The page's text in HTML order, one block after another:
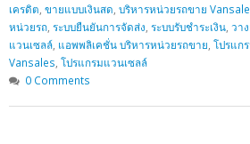
เครดิต, ขายแบบเงินสด, บริหารหน่วยรถขาย
หน่วยรถ, ระบบยืนยันการจัดส่ง, ระบบรับชำระเงิน, วา
แวนเซลล์, แอพพลิเคชั่น บริหารหน่วยรถขาย, โปรแก
Vansales, โปรแกรมแวนเซลล์
0 Comments